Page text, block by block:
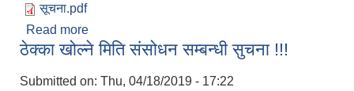
सूचना.pdf
Read more
म्याद थप गरिएको सूचना
ठेक्का खोल्ने मिति संसोधन सम्बन्धी सुचना !!!
Submitted on: Thu, 04/18/2019 - 17:22